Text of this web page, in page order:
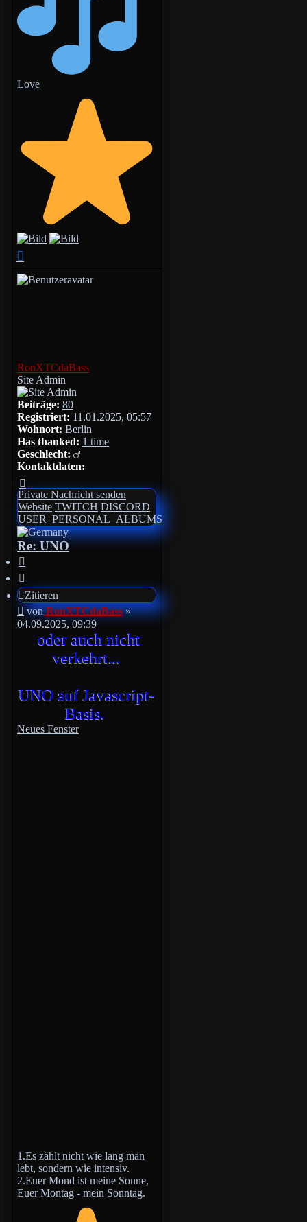
Love
RonXTCdaBass
Site Admin
Beiträge: 80
Registriert: 11.01.2025, 05:57
Wohnort: Berlin
Has thanked: 1 time
Geschlecht:
Kontaktdaten:
Kontaktdaten
von
RonXTCdaBass
Private Nachricht senden
Website TWITCH DISCORD
USER_PERSONAL_ALBUMS
Re: UNO
Zitieren
Beitrag
vonRonXTCdaBass»
04.09.2025, 09:39
oder auch nicht
verkehrt...
UNO auf Javascript-
Basis.
Neues Fenster
1.Es zählt nicht wie lang man
lebt, sondern wie intensiv.
2.Euer Mond ist meine Sonne,
Euer Montag - mein Sonntag.